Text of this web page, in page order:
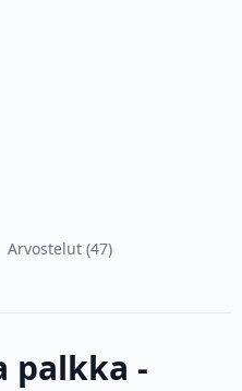
Arvostelut (47)
palkka -